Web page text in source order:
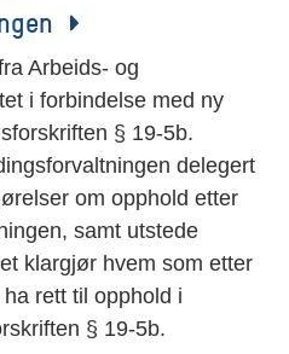
Arbeids- og
i forbindelse med ny
§ 19-5b.
delegert
om opphold etter
samt utstede
klargjør hvem som etter
rett til opphold i
§ 19-5b.